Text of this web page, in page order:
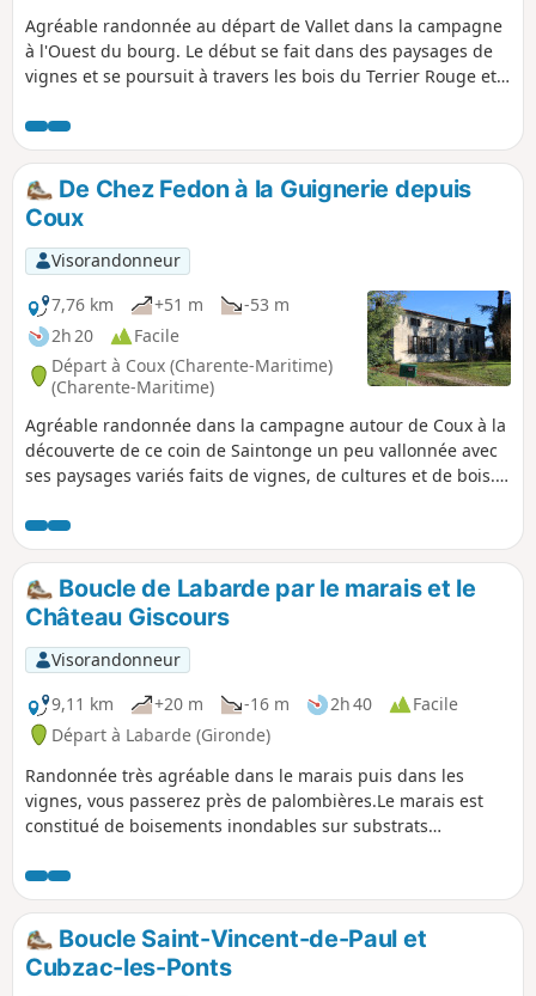
Agréable randonnée au départ de Vallet dans la campagne
à l'Ouest du bourg. Le début se fait dans des paysages de
vignes et se poursuit à travers les bois du Terrier Rouge et
GRP® de Saintonge à travers le Bois de la Borne. Cela en
fait une randonnée très nature.
De Chez Fedon à la Guignerie depuis
Coux
Visorandonneur
7,76 km
+51 m
-53 m
2h 20
Facile
Départ à Coux (Charente-Maritime)
(Charente-Maritime)
Agréable randonnée dans la campagne autour de Coux à la
découverte de ce coin de Saintonge un peu vallonnée avec
ses paysages variés faits de vignes, de cultures et de bois.
disséminés. De beaux exemples du patrimoine bâti émaille
le parcours.
Boucle de Labarde par le marais et le
Château Giscours
Visorandonneur
9,11 km
+20 m -16 m 2h 40
Facile
Départ à Labarde (Gironde)
Randonnée très agréable dans le marais puis dans les
vignes, vous passerez près de palombières.Le marais est
constitué de boisements inondables sur substrats
aulnes glutineux, frênes, peupliers, chênes pédonculés,
avec présence en sous-étage de morts-bois type aubépine,
épine noire.La flore est constituée de nivéoles d’été et d’iris
des marais.
Boucle Saint-Vincent-de-Paul et
Cubzac-les-Ponts